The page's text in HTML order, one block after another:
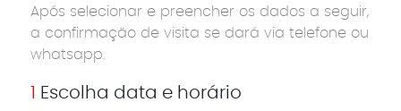
Após selecionar e preencher os dados a seguir,
a confirmação de visita se dará via telefone ou
whatsapp.
Escolha data e horário